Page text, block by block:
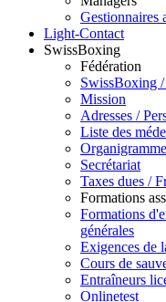
Gestionnaires
Light-Contact
SwissBoxing
Fédération
SwissBoxing
Mission
Adresses /
Liste des
Organigramme
Secrétariat
Taxes dues /
Formations
Formations
générales
Exigences de
Cours de
Entraîneurs
Onlinetest